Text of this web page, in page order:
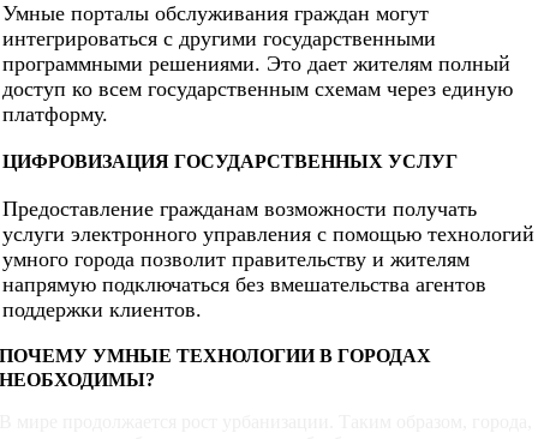
Умные порталы обслуживания граждан могут
интегрироваться с другими государственными
программными решениями. Это дает жителям полный
доступ ко всем государственным схемам через единую
платформу.
ЦИФРОВИЗАЦИЯ ГОСУДАРСТВЕННЫХ УСЛУГ
Предоставление гражданам возможности получать
услуги электронного управления с помощью технологий
умного города позволит правительству и жителям
напрямую подключаться без вмешательства агентов
поддержки клиентов.
ПОЧЕМУ УМНЫЕ ТЕХНОЛОГИИ В ГОРОДАХ
НЕОБХОДИМЫ?